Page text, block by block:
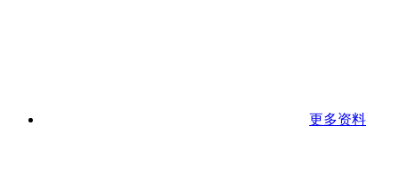
更多资料